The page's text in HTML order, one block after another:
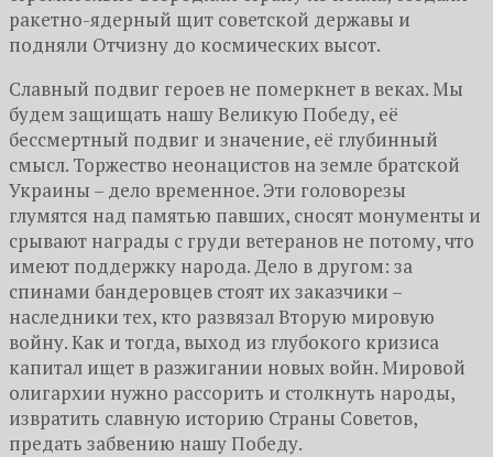
ракетно-ядерный щит советской державы и
подняли Отчизну до космических высот.
Славный подвиг героев не померкнет в веках. Мы
будем защищать нашу Великую Победу, её
бессмертный подвиг и значение, её глубинный
смысл. Торжество неонацистов на земле братской
Украины – дело временное. Эти головорезы
глумятся над памятью павших, сносят монументы и
срывают награды с груди ветеранов не потому, что
имеют поддержку народа. Дело в другом: за
спинами бандеровцев стоят их заказчики –
наследники тех, кто развязал Вторую мировую
войну. Как и тогда, выход из глубокого кризиса
капитал ищет в разжигании новых войн. Мировой
олигархии нужно рассорить и столкнуть народы,
извратить славную историю Страны Советов,
предать забвению нашу Победу.